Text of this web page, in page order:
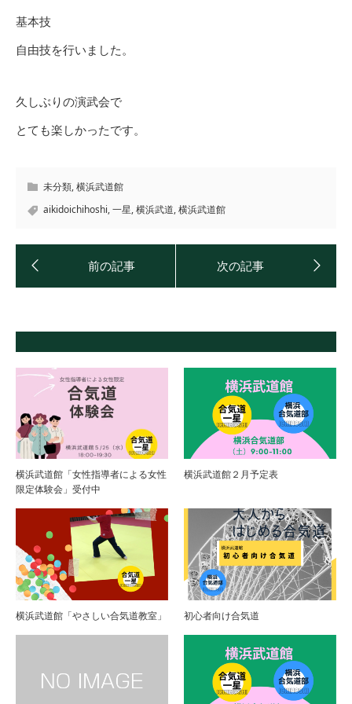
基本技
自由技を行いました。
久しぶりの演武会で
とても楽しかったです。
未分類,横浜武道館
aikidoichihoshi,一星,横浜武道,横浜武道館
横浜武道館「女性指導者による女性
限定体験会」受付中
横浜武道館２月予定表
横浜武道館「やさしい合気道教室」 初心者向け合気道